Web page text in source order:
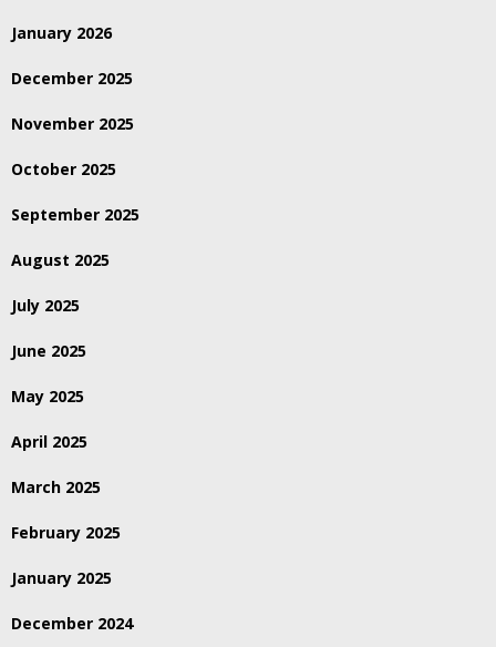
January 2026
December 2025
November 2025
October 2025
September 2025
August 2025
July 2025
June 2025
May 2025
April 2025
March 2025
February 2025
January 2025
December 2024